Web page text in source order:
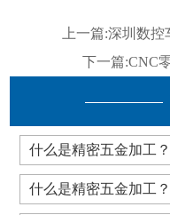
上一篇:深圳数控
下一篇:CNC
什么是精密五金加工？
什么是精密五金加工？